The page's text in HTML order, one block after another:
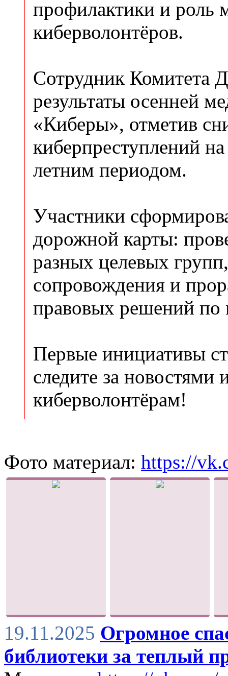
профилактики и роль
киберволонтёров.
Сотрудник Комитета
результаты осенней
«Киберы», отметив
киберпреступлений
летним периодом.
Участники
дорожной карты:
разных целевых
сопровождения и
правовых решений по
Первые инициативы
следите за новостями
киберволонтёрам!
Фото материал: https://
19.11.2025 Огромное
библиотеки за теплый